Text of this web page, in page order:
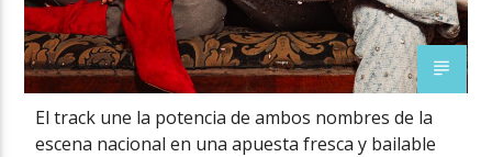
El track une la potencia de ambos nombres de la
escena nacional en una apuesta fresca y bailable